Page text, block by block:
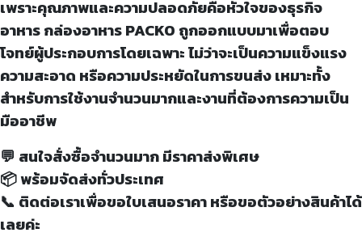
เพราะคุณภาพและความปลอดภัยคือหัวใจของธุรกิจ
อาหาร กล่องอาหาร PACKO ถูกออกแบบมาเพื่อตอบ
โจทย์ผู้ประกอบการโดยเฉพาะ ไม่ว่าจะเป็นความแข็งแรง
ความสะอาด หรือความประหยัดในการขนส่ง เหมาะทั้ง
สำหรับการใช้งานจำนวนมากและงานที่ต้องการความเป็น
มืออาชีพ
💬 สนใจสั่งซื้อจำนวนมาก มีราคาส่งพิเศษ
📦 พร้อมจัดส่งทั่วประเทศ
📞 ติดต่อเราเพื่อขอใบเสนอราคา หรือขอตัวอย่างสินค้าได้
เลยค่ะ